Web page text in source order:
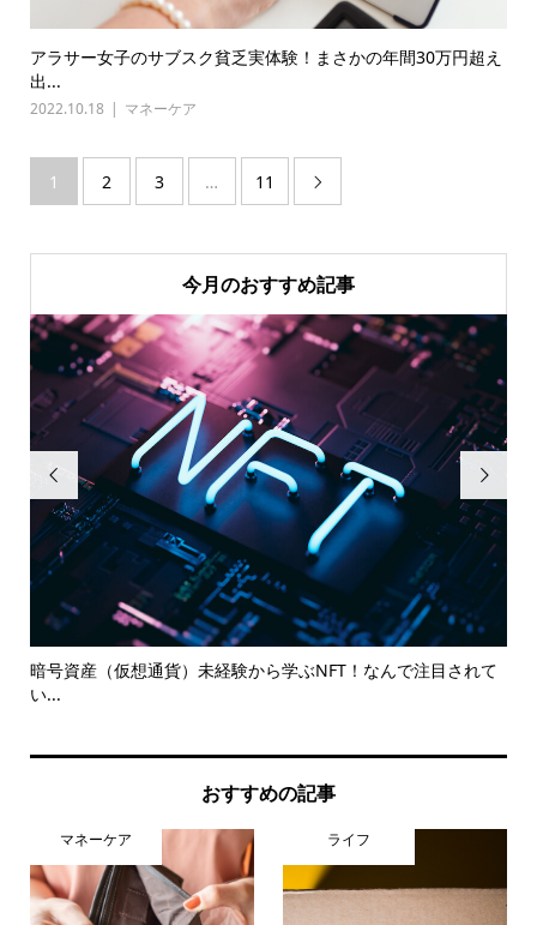
アラサー女子のサブスク貧乏実体験！まさかの年間30万円超え
出...
2022.10.18 マネーケア
1 2 3 … 11 
今月のおすすめ記事

暗号資産（仮想通貨）未経験から学ぶNFT！なんで注目されて
い...

おすすめの記事
マネーケア ライフ